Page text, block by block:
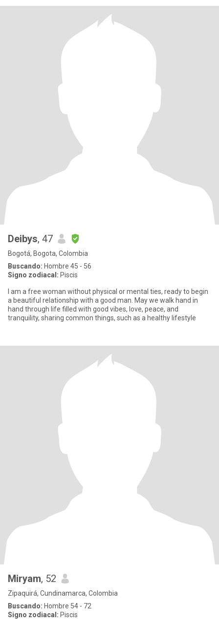
Deibys, 47
Bogotá, Bogota, Colombia
Buscando: Hombre 45 - 56
Signo zodiacal: Piscis
I am a free woman without physical or mental ties, ready to begin
a beautiful relationship with a good man. May we walk hand in
hand through life filled with good vibes, love, peace, and
tranquility, sharing common things, such as a healthy lifestyle
Miryam, 52
Zipaquirá, Cundinamarca, Colombia
Buscando: Hombre 54 - 72
Signo zodiacal: Piscis